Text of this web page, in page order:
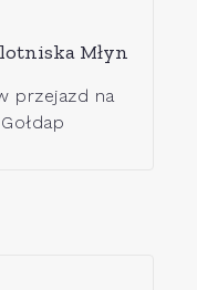
Młyn
przejazd na